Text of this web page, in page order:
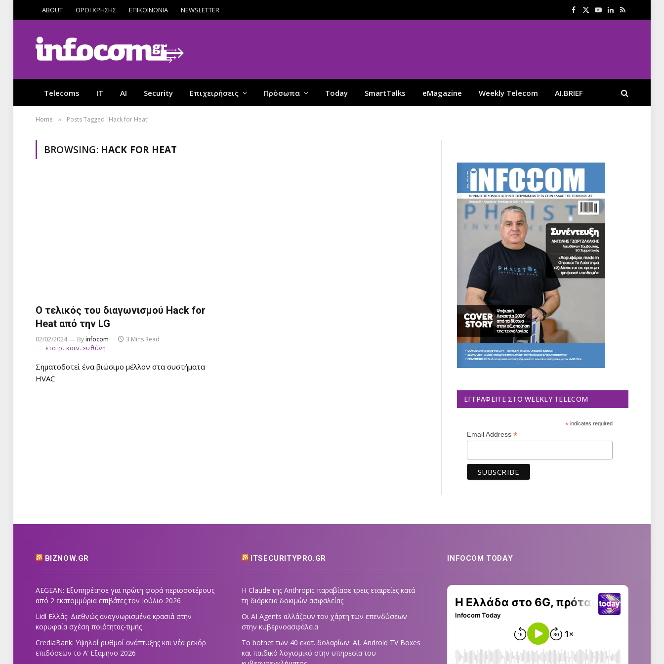
ABOUT ΟΡΟΙ ΧΡΗΣΗΣ ΕΠΙΚΟΙΝΩΝΙΑ NEWSLETTER Facebook
X
YouTube
LinkedIn
RSS
Telecoms IT AI Security Επιχειρήσεις Πρόσωπα Today SmartTalks eMagazine Weekly Telecom AI.BRIEF
Home » Posts Tagged "Hack for Heat"
BROWSING: HACK FOR HEAT
Ο τελικός του διαγωνισμού Hack for
Heat από την LG
02/02/2024 Byinfocom
3 Mins Read
εταιρ. κοιν. ευθύνη
Σηματοδοτεί ένα βιώσιμο μέλλον στα συστήματα
HVAC
ΕΓΓΡΑΦΕΊΤΕ ΣΤΟ WEEKLY TELECOM
*indicates required
Email Address *
BIZNOW.GR
AEGEAN: Εξυπηρέτησε για πρώτη φορά περισσοτέρους
από 2 εκατομμύρια επιβάτες τον Ιούλιο 2026
Lidl Ελλάς: Διεθνώς αναγνωρισμένα κρασιά στην
κορυφαία σχέση ποιότητας-τιμής
CrediaBank: Υψηλοί ρυθμοί ανάπτυξης και νέα ρεκόρ
επιδόσεων το Α’ Εξάμηνο 2026
ITSECURITYPRO.GR
Η Claude της Anthropic παραβίασε τρεις εταιρείες κατά
τη διάρκεια δοκιμών ασφαλείας
Οι AI Agents αλλάζουν τον χάρτη των επενδύσεων
στην κυβερνοασφάλεια
Το botnet των 40 εκατ. δολαρίων: AI, Android TV Boxes
και παιδικό λογισμικό στην υπηρεσία του
INFOCOM TODAY